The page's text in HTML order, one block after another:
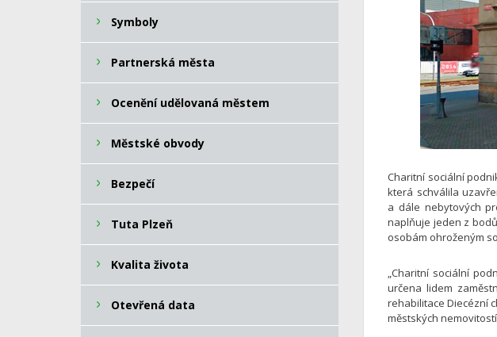
Charitní sociální
která schválila
a dále nebytových
naplňuje jeden z
osobám ohroženým
„Charitní sociální
určena lidem
rehabilitace Diecézní
městských
Symboly
Partnerská města
Ocenění udělovaná městem
Městské obvody
Bezpečí
Tuta Plzeň
Kvalita života
Otevřená data